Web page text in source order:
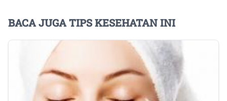
BACA JUGA TIPS KESEHATAN INI